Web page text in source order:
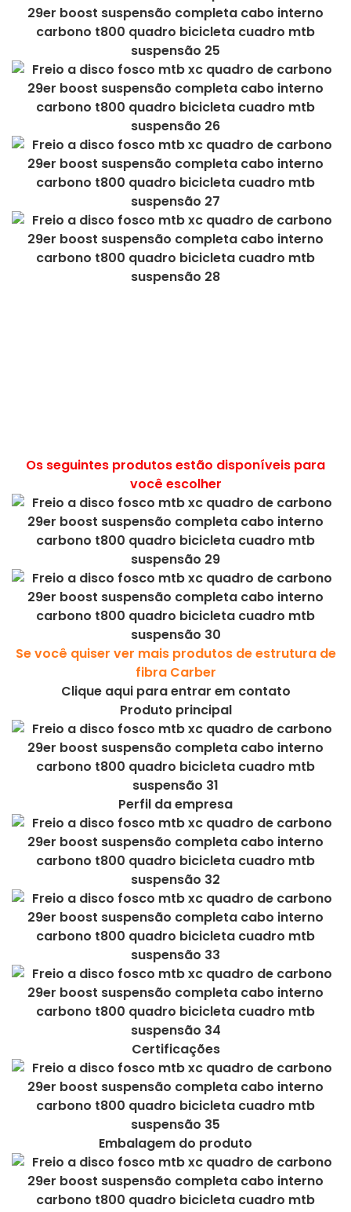
Os seguintes produtos estão disponíveis para
você escolher
Se você quiser ver mais produtos de estrutura de
fibra Carber
Clique aqui para entrar em contato
Produto principal
Perfil da empresa
Certificações
Embalagem do produto